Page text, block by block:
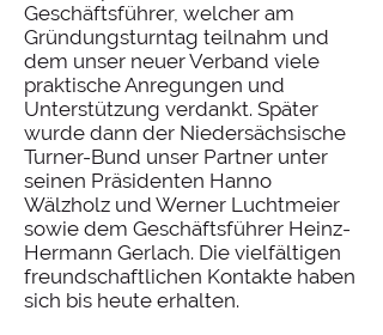
Geschäftsführer, welcher am
Gründungsturntag teilnahm und
dem unser neuer Verband viele
praktische Anregungen und
Unterstützung verdankt. Später
wurde dann der Niedersächsische
Turner-Bund unser Partner unter
seinen Präsidenten Hanno
Wälzholz und Werner Luchtmeier
sowie dem Geschäftsführer Heinz-
Hermann Gerlach. Die vielfältigen
freundschaftlichen Kontakte haben
sich bis heute erhalten.